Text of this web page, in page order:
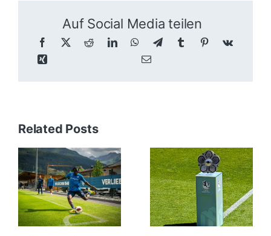
Auf Social Media teilen
Related Posts